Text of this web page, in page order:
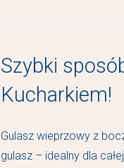
Szybki
Kucharkiem!
Gulasz wieprzowy z
gulasz – idealny dla